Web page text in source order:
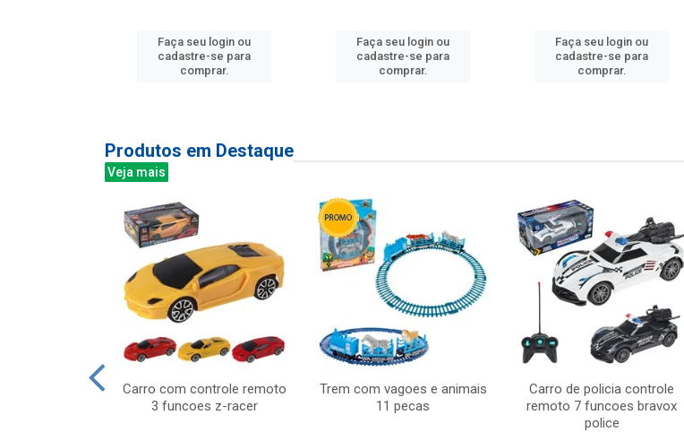
Faça seu login ou
cadastre-se para
comprar.
Faça seu login ou
cadastre-se para
comprar.
Faça seu login ou
cadastre-se para
comprar.
Produtos em Destaque
Veja mais
Carro com controle remoto
3 funcoes z-racer
Trem com vagoes e animais
11 pecas
Carro de policia controle
remoto 7 funcoes bravox
police